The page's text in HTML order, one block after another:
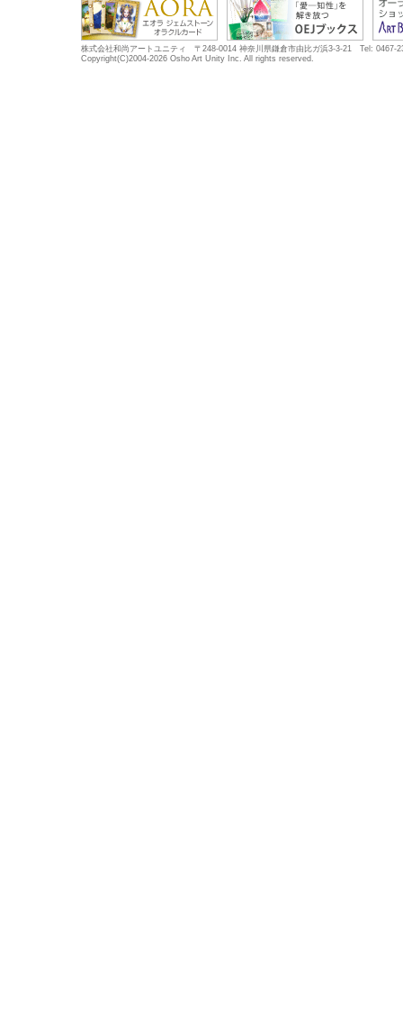
株式会社和尚アートユニティ 〒248-0014 神奈川県鎌倉市由比ガ浜3-3-21 Tel: 0467-
Copyright(C)2004-2026 Osho Art Unity Inc. All rights reserved.